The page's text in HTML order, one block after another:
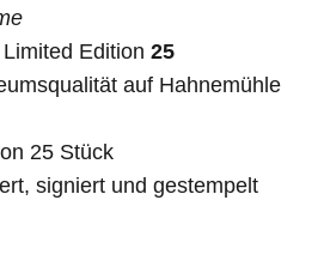
Edition 25
auf Hahnemühle
25 Stück
signiert und gestempelt